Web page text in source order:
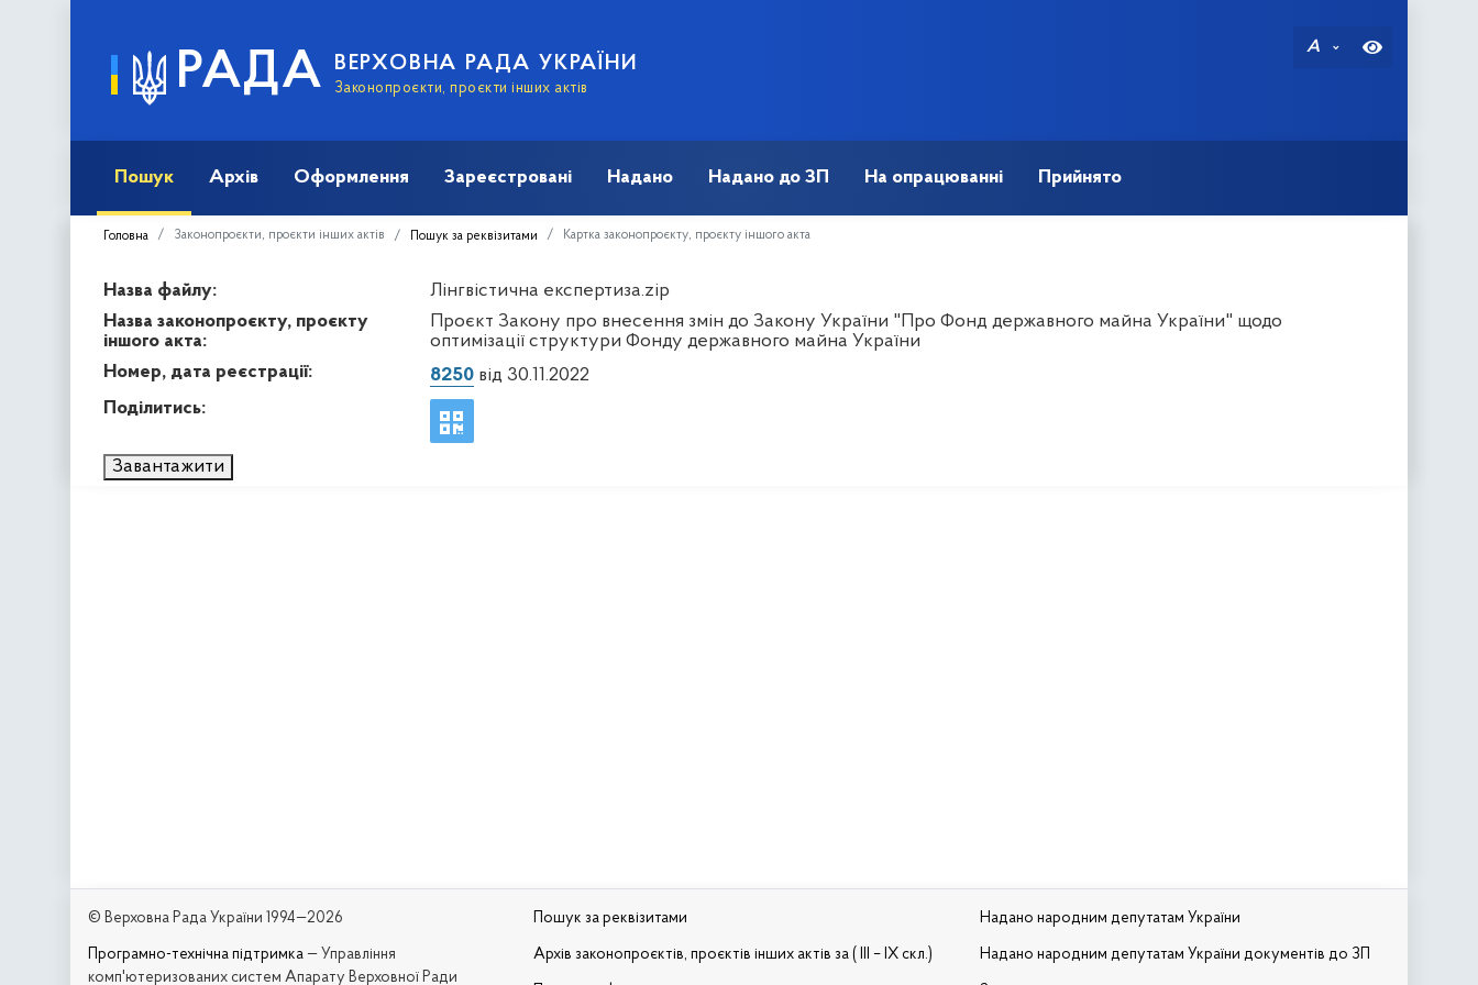
РАДА ВЕРХОВНА РАДА УКРАЇНИ
Законопроєкти, проєкти інших актів
A
Пошук Архів Оформлення Зареєстровані Надано Надано до ЗП На опрацюванні Прийнято
Головна Законопроєкти, проєкти інших актів Пошук за реквізитами Картка законопроєкту, проєкту іншого акта
Назва файлу:
Лінгвістична експертиза.zip
Назва законопроєкту, проєкту
іншого акта:
Проєкт Закону про внесення змін до Закону України "Про Фонд державного майна України" щодо
оптимізації структури Фонду державного майна України
Номер, дата реєстрації:
8250від 30.11.2022
Поділитись:
Завантажити
© Верховна Рада України 1994—2026
Програмно-технічна підтримка — Управління
комп'ютеризованих систем Апарату Верховної Ради
Пошук за реквізитами
Архів законопроєктів, проєктів інших актів за ( III – IX скл.)
Надано народним депутатам України
Надано народним депутатам України документів до ЗП